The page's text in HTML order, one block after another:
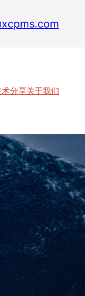
术分享关于我们